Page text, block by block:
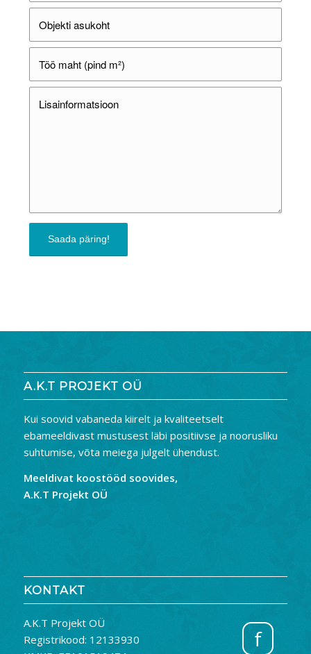
A.K.T PROJEKT OÜ
Kui soovid vabaneda kiirelt ja kvaliteetselt
ebameeldivast mustusest läbi positiivse ja noorusliku
suhtumise, võta meiega julgelt ühendust.
Meeldivat koostööd soovides,
A.K.T Projekt OÜ
KONTAKT
A.K.T Projekt OÜ
Registrikood: 12133930
f